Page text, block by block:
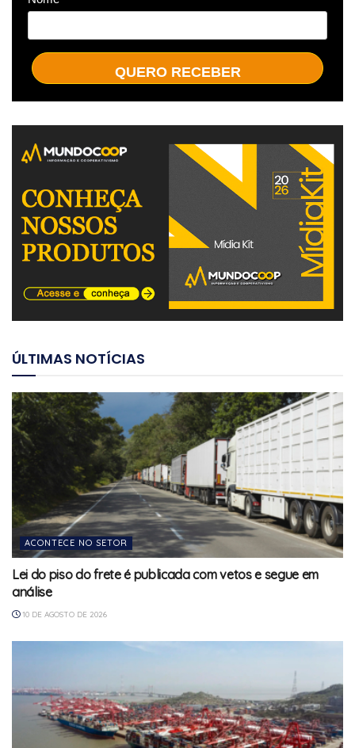
QUERO RECEBER
ÚLTIMAS NOTÍCIAS
ACONTECE NO SETOR
Lei do piso do frete é publicada com vetos e segue em
análise
10 DE AGOSTO DE 2026